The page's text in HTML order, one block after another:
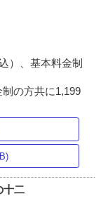
）、基本料金制
の方共に1,199
十二